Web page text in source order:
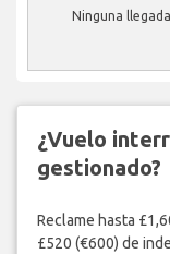
Ninguna
¿Vuelo
gestionado?
Reclame hasta
£520 (€600) de